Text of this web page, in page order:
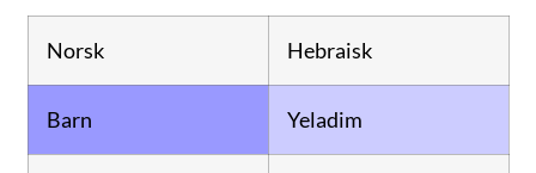
Norsk Hebraisk
Barn Yeladim